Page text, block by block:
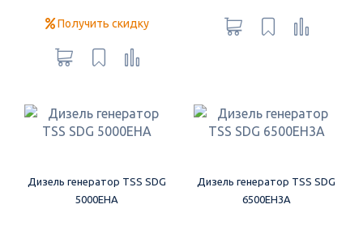
Получить скидку
Дизель генератор TSS SDG
5000EHA
Дизель генератор TSS SDG
6500EH3A